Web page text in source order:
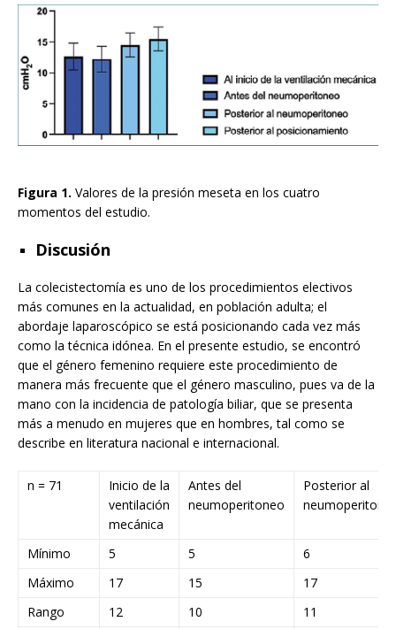
Figura 1. Valores de la presión meseta en los cuatro
momentos del estudio.
Discusión
La colecistectomía es uno de los procedimientos electivos
más comunes en la actualidad, en población adulta; el
abordaje laparoscópico se está posicionando cada vez más
como la técnica idónea. En el presente estudio, se encontró
que el género femenino requiere este procedimiento de
manera más frecuente que el género masculino, pues va de la
mano con la incidencia de patología biliar, que se presenta
más a menudo en mujeres que en hombres, tal como se
describe en literatura nacional e internacional.
n = 71
Inicio de la
ventilación
mecánica
Antes del
neumoperitoneo
Posterior al
Mínimo 5 5
6
Máximo
17 15
17
Rango
12 10
11